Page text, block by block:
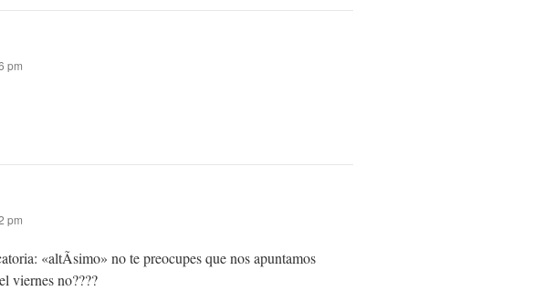
pm
pm
«altÃ­simo» no te preocupes que nos apuntamos
viernes no????